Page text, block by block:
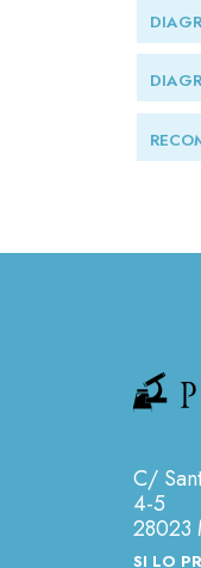
C/
4-5
28023
SI LO